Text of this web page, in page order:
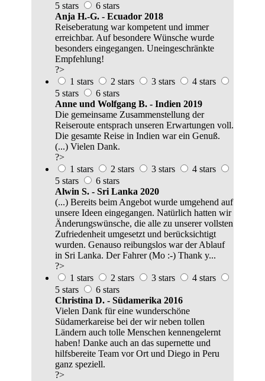
5 stars
6 stars
Anja H.-G. - Ecuador 2018
Reiseberatung war kompetent und immer
erreichbar. Auf besondere Wünsche wurde
besonders eingegangen. Uneingeschränkte
Empfehlung!
?>
1 stars
2 stars 3 stars
4 stars
5 stars
6 stars
Anne und Wolfgang B. - Indien 2019
Die gemeinsame Zusammenstellung der
Reiseroute entsprach unseren Erwartungen voll.
Die gesamte Reise in Indien war ein Genuß.
(...) Vielen Dank.
?>
1 stars
2 stars 3 stars
4 stars
5 stars
6 stars
Alwin S. - Sri Lanka 2020
(...) Bereits beim Angebot wurde umgehend auf
unsere Ideen eingegangen. Natürlich hatten wir
Änderungswünsche, die alle zu unserer vollsten
Zufriedenheit umgesetzt und berücksichtigt
wurden. Genauso reibungslos war der Ablauf
in Sri Lanka. Der Fahrer (Mo :-) Thank y...
?>
1 stars
2 stars 3 stars
4 stars
5 stars
6 stars
Christina D. - Südamerika 2016
Vielen Dank für eine wunderschöne
Südamerkareise bei der wir neben tollen
Ländern auch tolle Menschen kennengelernt
haben! Danke auch an das supernette und
hilfsbereite Team vor Ort und Diego in Peru
ganz speziell.
?>